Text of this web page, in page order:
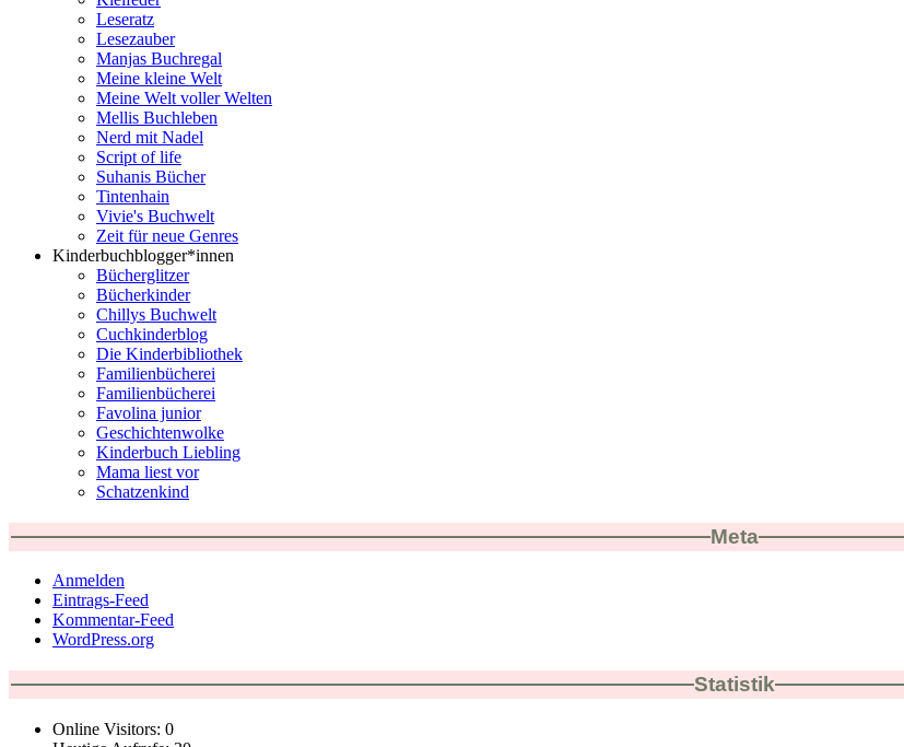
Leseratz
Lesezauber
Manjas Buchregal
Meine kleine Welt
Meine Welt voller Welten
Mellis Buchleben
Nerd mit Nadel
Script of life
Suhanis Bücher
Tintenhain
Vivie's Buchwelt
Zeit für neue Genres
Kinderbuchblogger*innen
Bücherglitzer
Bücherkinder
Chillys Buchwelt
Cuchkinderblog
Die Kinderbibliothek
Familienbücherei
Familienbücherei
Favolina junior
Geschichtenwolke
Kinderbuch Liebling
Mama liest vor
Schatzenkind
Meta
Anmelden
Eintrags-Feed
Kommentar-Feed
WordPress.org
Statistik
Online Visitors: 0